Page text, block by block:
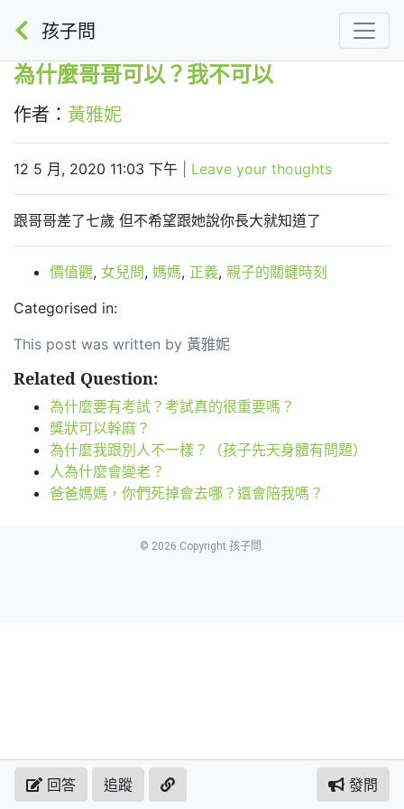
孩子問
為什麼哥哥可以？我不可以
作者： 黃雅妮
12 5 月, 2020 11:03 下午 Leave your thoughts
跟哥哥差了七歲 但不希望跟她說你長大就知道了
價值觀, 女兒問, 媽媽, 正義, 親子的關鍵時刻
Categorised in:
This post was written by 黃雅妮
Related Question:
為什麼要有考試？考試真的很重要嗎？
獎狀可以幹麻？
為什麼我跟別人不一樣？（孩子先天身體有問題）
人為什麼會變老？
爸爸媽媽，你們死掉會去哪？還會陪我嗎？
© 2026 Copyright 孩子問.
回答 追蹤 發問